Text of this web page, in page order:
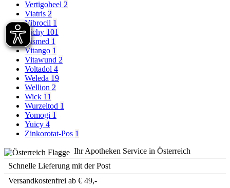
Vertigoheel 2
Viatris 2
Vibrocil 1
Vichy 101
Vismed 1
Vitango 1
Vitawund 2
Voltadol 4
Weleda 19
Wellion 2
Wick 11
Wurzeltod 1
Yomogi 1
Yuicy 4
Zinkorotat-Pos 1
Ihr Apotheken Service in Österreich
Schnelle Lieferung mit der Post
Versandkostenfrei ab € 49,-